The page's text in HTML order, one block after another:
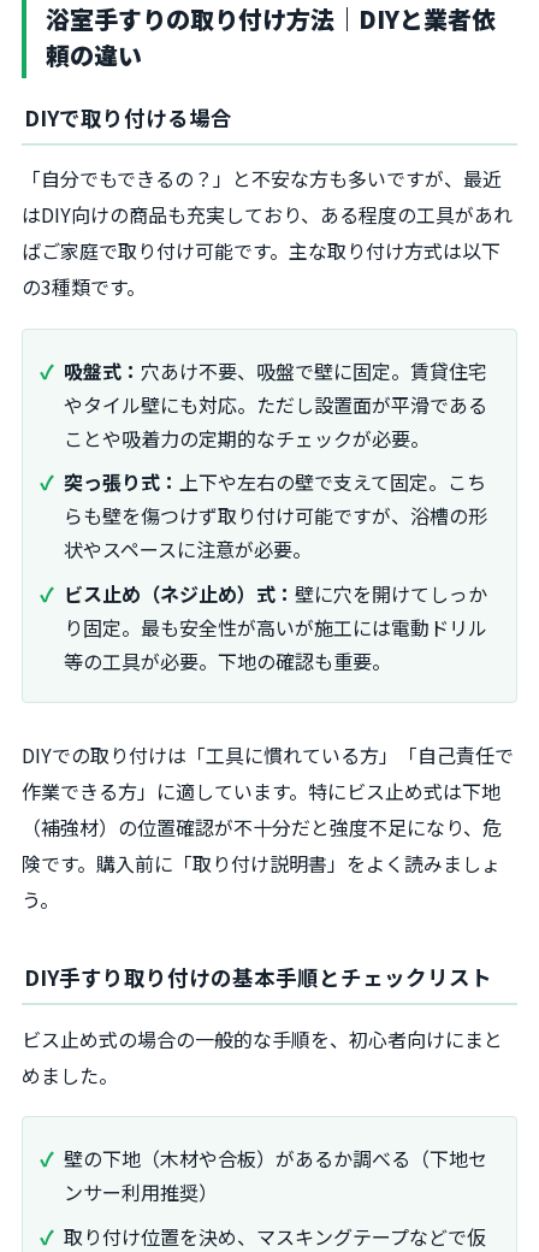
浴室手すりの取り付け方法｜DIYと業者依
頼の違い
DIYで取り付ける場合
「自分でもできるの？」と不安な方も多いですが、最近
はDIY向けの商品も充実しており、ある程度の工具があれ
ばご家庭で取り付け可能です。主な取り付け方式は以下
の3種類です。
吸盤式： 穴あけ不要、吸盤で壁に固定。賃貸住宅
やタイル壁にも対応。ただし設置面が平滑である
ことや吸着力の定期的なチェックが必要。
突っ張り式： 上下や左右の壁で支えて固定。こち
らも壁を傷つけず取り付け可能ですが、浴槽の形
状やスペースに注意が必要。
ビス止め（ネジ止め）式： 壁に穴を開けてしっか
り固定。最も安全性が高いが施工には電動ドリル
等の工具が必要。下地の確認も重要。
DIYでの取り付けは「工具に慣れている方」「自己責任で
作業できる方」に適しています。特にビス止め式は下地
（補強材）の位置確認が不十分だと強度不足になり、危
険です。購入前に「取り付け説明書」をよく読みましょ
う。
DIY手すり取り付けの基本手順とチェックリスト
ビス止め式の場合の一般的な手順を、初心者向けにまと
めました。
壁の下地（木材や合板）があるか調べる（下地セ
ンサー利用推奨）
取り付け位置を決め、マスキングテープなどで仮